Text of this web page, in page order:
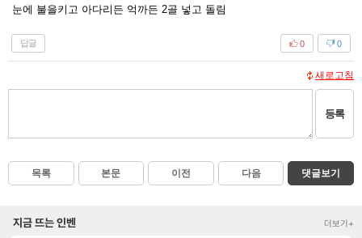
눈에 불을키고 아다리든 억까든 2골 넣고 돌림
답글 0
0
새로고침
등록
목록 본문 이전 다음 댓글보기
지금 뜨는 인벤 더보기+